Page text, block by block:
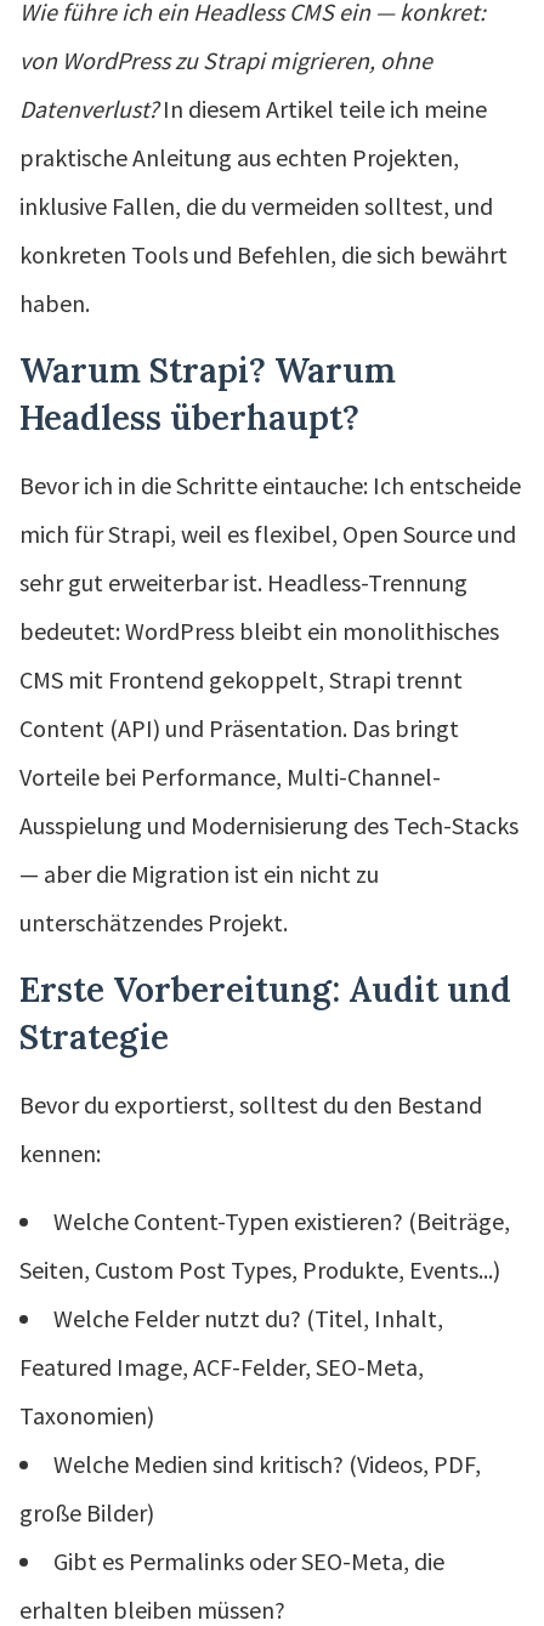
Wie führe ich ein Headless CMS ein — konkret:
von WordPress zu Strapi migrieren, ohne
Datenverlust?In diesem Artikel teile ich meine
praktische Anleitung aus echten Projekten,
inklusive Fallen, die du vermeiden solltest, und
konkreten Tools und Befehlen, die sich bewährt
haben.
Warum Strapi? Warum
Headless überhaupt?
Bevor ich in die Schritte eintauche: Ich entscheide
mich für Strapi, weil es flexibel, Open Source und
sehr gut erweiterbar ist. Headless-Trennung
bedeutet: WordPress bleibt ein monolithisches
CMS mit Frontend gekoppelt, Strapi trennt
Content (API) und Präsentation. Das bringt
Vorteile bei Performance, Multi-Channel-
Ausspielung und Modernisierung des Tech-Stacks
— aber die Migration ist ein nicht zu
unterschätzendes Projekt.
Erste Vorbereitung: Audit und
Strategie
Bevor du exportierst, solltest du den Bestand
kennen:
Welche Content-Typen existieren? (Beiträge,
Seiten, Custom Post Types, Produkte, Events...)
Welche Felder nutzt du? (Titel, Inhalt,
Featured Image, ACF-Felder, SEO-Meta,
Taxonomien)
Welche Medien sind kritisch? (Videos, PDF,
große Bilder)
Gibt es Permalinks oder SEO-Meta, die
erhalten bleiben müssen?